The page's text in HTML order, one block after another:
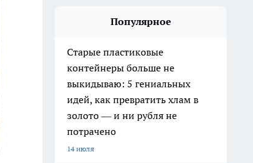
Популярное
Старые пластиковые
контейнеры больше не
выкидываю: 5 гениальных
идей, как превратить хлам в
золото — и ни рубля не
потрачено
14 июля